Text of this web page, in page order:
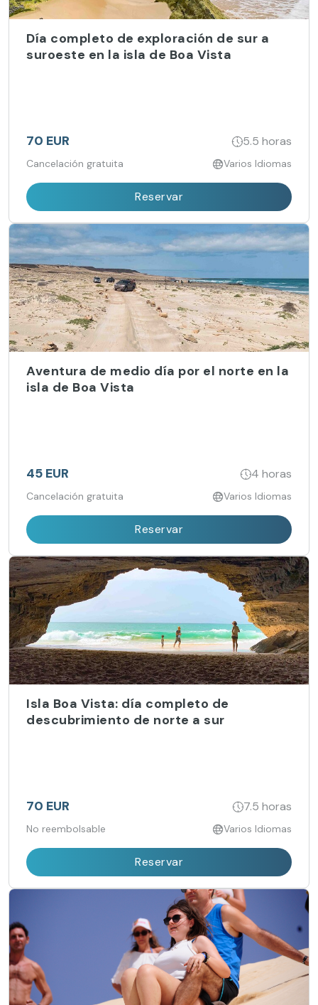
Día completo de exploración de sur a
suroeste en la isla de Boa Vista
70 EUR 5.5 horas
Cancelación gratuita Varios Idiomas
Reservar
Aventura de medio día por el norte en la
isla de Boa Vista
45 EUR 4 horas
Cancelación gratuita Varios Idiomas
Reservar
Isla Boa Vista: día completo de
descubrimiento de norte a sur
70 EUR 7.5 horas
No reembolsable Varios Idiomas
Reservar